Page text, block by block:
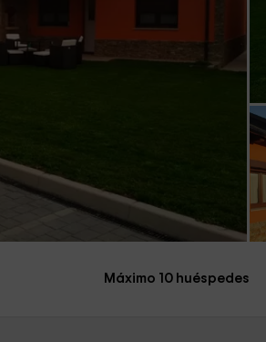
Máximo 10 huéspedes